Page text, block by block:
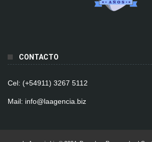
CONTACTO
Cel: (+54911) 3267 5112
Mail: info@laagencia.biz